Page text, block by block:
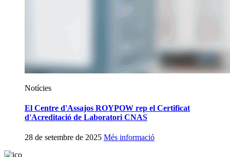
Notícies
El Centre d'Assajos ROYPOW rep el Certificat
d'Acreditació de Laboratori CNAS
28 de setembre de 2025 Més informació